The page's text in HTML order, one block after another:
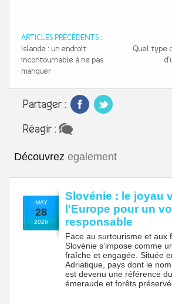
ARTICLES PRÉCÉDENTS :
Islande : un endroit
incontournable à ne pas
manquer
Quel type
Partager :
Réagir :
Découvrez egalement
MAY
28
2026
Slovénie : le joyau
l'Europe pour un
responsable
Face au surtourisme et aux
Slovénie s’impose comme
fraîche et engagée. Située
Adriatique, pays dont le nom
est devenu une référence
émeraude et forêts